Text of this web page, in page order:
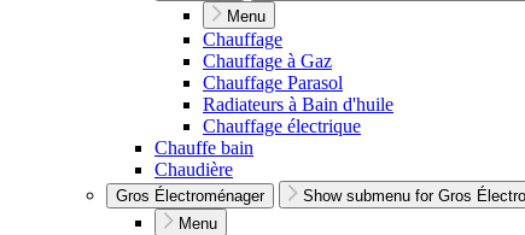
Menu
Chauffage
Chauffage à Gaz
Chauffage Parasol
Radiateurs à Bain d'huile
Chauffage électrique
Chauffe bain
Chaudière
Gros Électroménager
Show submenu for Gros
Menu